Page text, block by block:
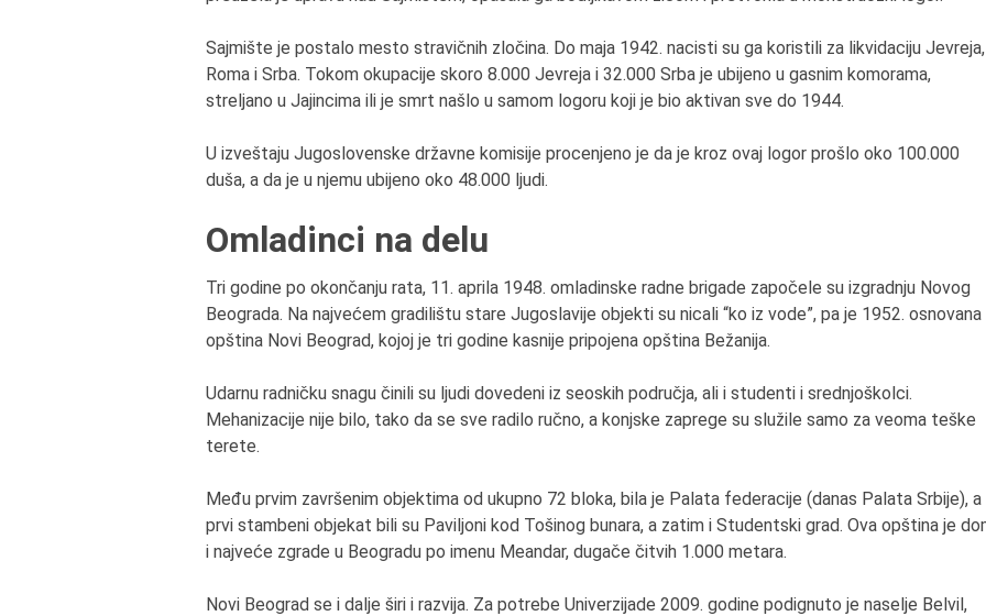
Sajmište je postalo mesto stravičnih zločina. Do maja 1942. nacisti su ga koristili za likvidaciju Jevreja,
Roma i Srba. Tokom okupacije skoro 8.000 Jevreja i 32.000 Srba je ubijeno u gasnim komorama,
streljano u Jajincima ili je smrt našlo u samom logoru koji je bio aktivan sve do 1944.
U izveštaju Jugoslovenske državne komisije procenjeno je da je kroz ovaj logor prošlo oko 100.000
duša, a da je u njemu ubijeno oko 48.000 ljudi.
Omladinci na delu
Tri godine po okončanju rata, 11. aprila 1948. omladinske radne brigade započele su izgradnju Novog
Beograda. Na najvećem gradilištu stare Jugoslavije objekti su nicali “ko iz vode”, pa je 1952. osnovana
opština Novi Beograd, kojoj je tri godine kasnije pripojena opština Bežanija.
Udarnu radničku snagu činili su ljudi dovedeni iz seoskih područja, ali i studenti i srednjoškolci.
Mehanizacije nije bilo, tako da se sve radilo ručno, a konjske zaprege su služile samo za veoma teške
terete.
Među prvim završenim objektima od ukupno 72 bloka, bila je Palata federacije (danas Palata Srbije), a
prvi stambeni objekat bili su Paviljoni kod Tošinog bunara, a zatim i Studentski grad. Ova opština je
i najveće zgrade u Beogradu po imenu Meandar, dugače čitvih 1.000 metara.
Novi Beograd se i dalje širi i razvija. Za potrebe Univerzijade 2009. godine podignuto je naselje Belvil,